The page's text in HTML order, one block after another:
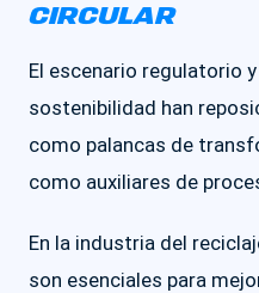
CIRCULAR
El escenario regulatorio
sostenibilidad han
como palancas de
como auxiliares de
En la industria del
son esenciales para